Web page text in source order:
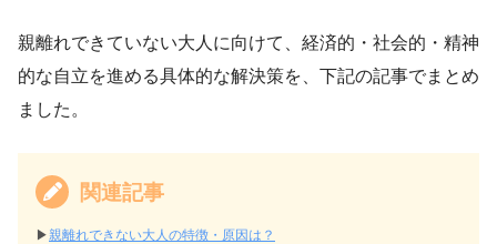
親離れできていない大人に向けて、経済的・社会的・精神
的な自立を進める具体的な解決策を、下記の記事でまとめ
ました。
関連記事
▶︎親離れできない大人の特徴・原因は？